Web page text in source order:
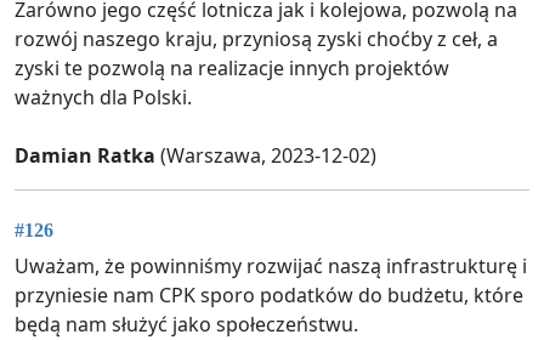
Zarówno jego część lotnicza jak i kolejowa, pozwolą na
rozwój naszego kraju, przyniosą zyski choćby z ceł, a
zyski te pozwolą na realizacje innych projektów
ważnych dla Polski.
Damian Ratka (Warszawa, 2023-12-02)
#126
Uważam, że powinniśmy rozwijać naszą infrastrukturę i
przyniesie nam CPK sporo podatków do budżetu, które
będą nam służyć jako społeczeństwu.